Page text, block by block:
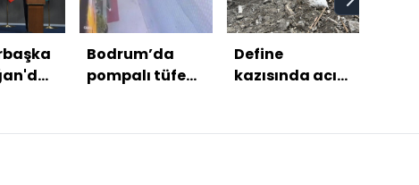
Bodrum’da
pompalı tüfekli
Define
kazısında acı